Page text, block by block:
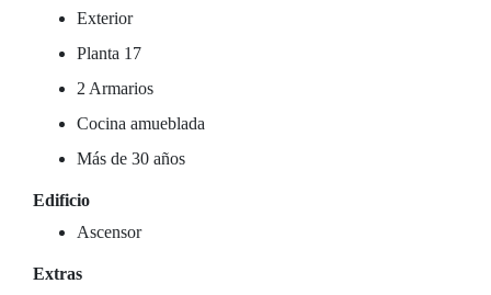
Exterior
Planta 17
2 Armarios
Cocina amueblada
Más de 30 años
Edificio
Ascensor
Extras